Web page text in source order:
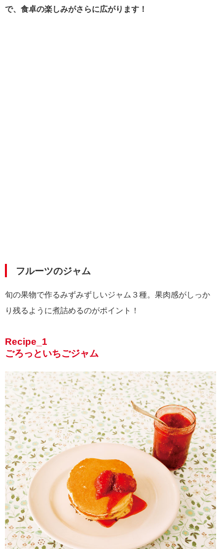
で、食卓の楽しみがさらに広がります！
フルーツのジャム
旬の果物で作るみずみずしいジャム３種。果肉感がしっか
り残るように煮詰めるのがポイント！
Recipe_1
ごろっといちごジャム